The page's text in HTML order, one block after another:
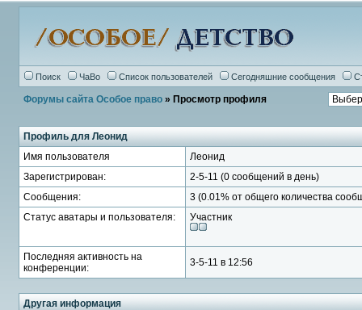
Поиск ЧаВо Список пользователей Сегодняшние сообщения
Форумы сайта Особое право» Просмотр профиля
Профиль для Леонид
Имя пользователя
Леонид
Зарегистрирован:
2-5-11 (0 сообщений в день)
Сообщения:
3 (0.01% от общего количества
Статус аватары и пользователя:
Участник
Последняя активность на
конференции:
3-5-11 в 12:56
Другая информация